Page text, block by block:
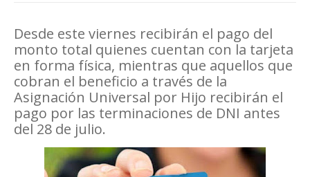
Desde este viernes recibirán el pago del
monto total quienes cuentan con la tarjeta
en forma física, mientras que aquellos que
cobran el beneficio a través de la
Asignación Universal por Hijo recibirán el
pago por las terminaciones de DNI antes
del 28 de julio.